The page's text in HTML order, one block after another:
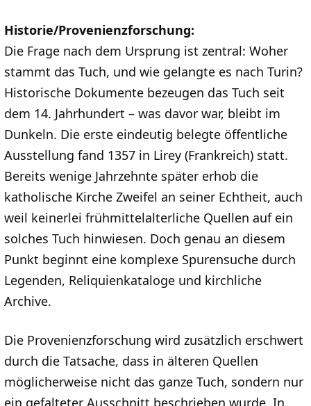
Historie/Provenienzforschung:
Die Frage nach dem Ursprung ist zentral: Woher
stammt das Tuch, und wie gelangte es nach Turin?
Historische Dokumente bezeugen das Tuch seit
dem 14. Jahrhundert – was davor war, bleibt im
Dunkeln. Die erste eindeutig belegte öffentliche
Ausstellung fand 1357 in Lirey (Frankreich) statt.
Bereits wenige Jahrzehnte später erhob die
katholische Kirche Zweifel an seiner Echtheit, auch
weil keinerlei frühmittelalterliche Quellen auf ein
solches Tuch hinwiesen. Doch genau an diesem
Punkt beginnt eine komplexe Spurensuche durch
Legenden, Reliquienkataloge und kirchliche
Archive.
Die Provenienzforschung wird zusätzlich erschwert
durch die Tatsache, dass in älteren Quellen
möglicherweise nicht das ganze Tuch, sondern nur
ein gefalteter Ausschnitt beschrieben wurde. In